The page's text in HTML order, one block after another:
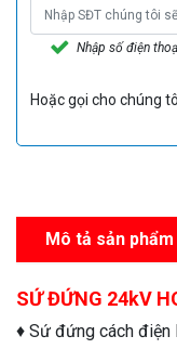
Nhập số điện
Hoặc gọi cho chúng
Mô tả sản phẩm
SỨ ĐỨNG 24kV
♦ Sứ đứng cách điện